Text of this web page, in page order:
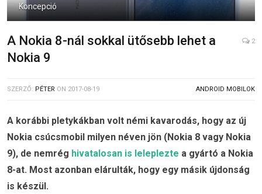
Koncepció
A Nokia 8-nál sokkal ütősebb lehet a
Nokia 9
2
SZERZŐ: PÉTER ON 2017-08-19 ANDROID MOBILOK
A korábbi pletykákban volt némi kavarodás, hogy az új
Nokia csúcsmobil milyen néven jön (Nokia 8 vagy Nokia
9), de nemrég hivatalosan is leleplezte a gyártó a Nokia
8-at. Most azonban elárulták, hogy egy másik újdonság
is készül.